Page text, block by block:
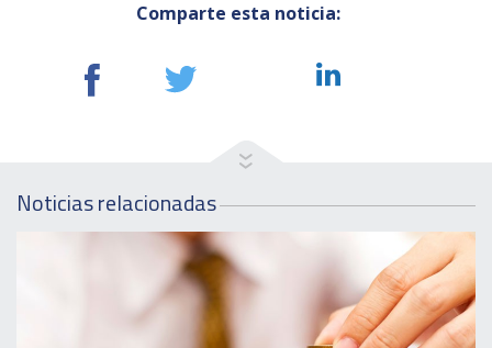
Comparte esta noticia:
Noticias relacionadas